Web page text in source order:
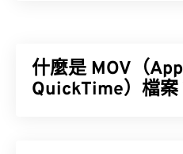
註解。此外，RMI 檔案不
什麼是 MOV（
QuickTime）檔案